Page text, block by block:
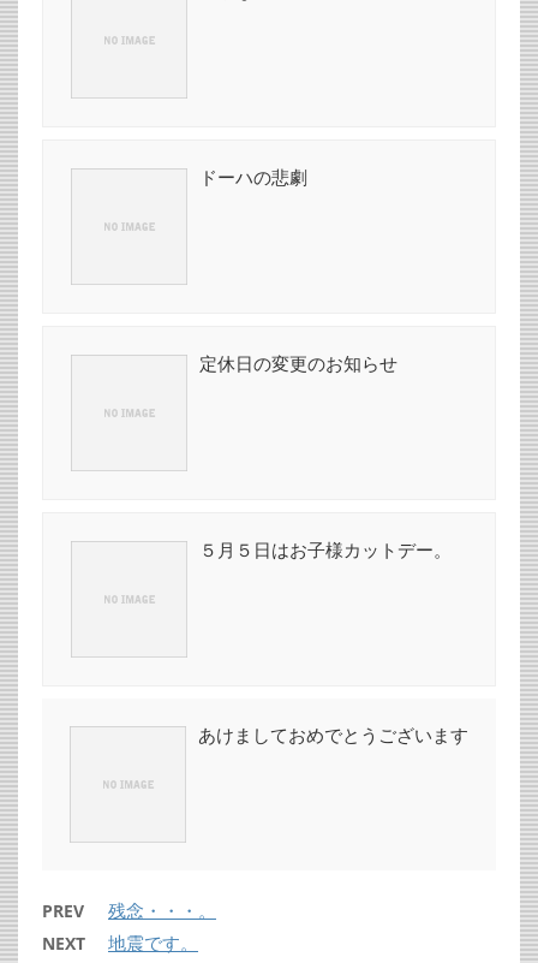
ドーハの悲劇
定休日の変更のお知らせ
５月５日はお子様カットデー。
あけましておめでとうございます
PREV 残念・・・。
NEXT 地震です。